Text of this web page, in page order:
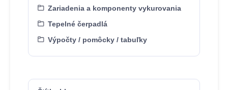
Zariadenia a komponenty vykurovania
Tepelné čerpadlá
Výpočty / pomôcky / tabuľky